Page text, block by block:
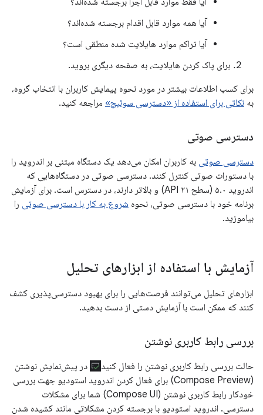
آیا همه موارد قابل اقدام برجسته شده‌اند؟
آیا تراکم موارد هایلایت شده منطقی است؟
برای پاک کردن هایلایت، به صفحه دیگری بروید.
برای کسب اطلاعات بیشتر در مورد نحوه پیمایش کاربران با انتخاب گروه،
به نکاتی برای استفاده از «دسترسی سوئیچ» مراجعه کنید.
دسترسی صوتی
دسترسی صوتی به کاربران امکان می‌دهد یک دستگاه مبتنی بر اندروید را
با دستورات صوتی کنترل کنند. دسترسی صوتی در دستگاه‌هایی که
اندروید ۵.۰ (سطح API ۲۱) و بالاتر دارند، در دسترس است. برای آزمایش
برنامه خود با دسترسی صوتی، نحوه شروع به کار با دسترسی صوتی را
بیاموزید.
آزمایش با استفاده از ابزارهای تحلیل
ابزارهای تحلیل می‌توانند فرصت‌هایی را برای بهبود دسترسی‌پذیری کشف
کنند که ممکن است با آزمایش دستی از دست بدهید.
بررسی رابط کاربری نوشتن
حالت بررسی رابط کاربری نوشتن را فعال کنید
در پیش‌نمایش نوشتن
(Compose Preview) برای فعال کردن اندروید استودیو جهت بررسی
خودکار رابط کاربری نوشتن (Compose UI) شما برای مشکلات
دسترسی. اندروید استودیو با برجسته کردن مشکلاتی مانند کشیده شدن